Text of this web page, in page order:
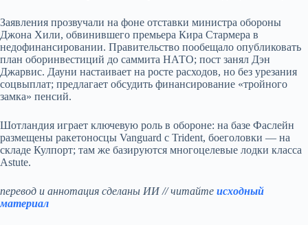
Заявления прозвучали на фоне отставки министра обороны
Джона Хили, обвинившего премьера Кира Стармера в
недофинансировании. Правительство пообещало опубликовать
план оборинвестиций до саммита НАТО; пост занял Дэн
Джарвис. Дауни настаивает на росте расходов, но без урезания
соцвыплат; предлагает обсудить финансирование «тройного
замка» пенсий.
Шотландия играет ключевую роль в обороне: на базе Фаслейн
размещены ракетоносцы Vanguard с Trident, боеголовки — на
складе Кулпорт; там же базируются многоцелевые лодки класса
Astute.
перевод и аннотация сделаны ИИ // читайте исходный
материал